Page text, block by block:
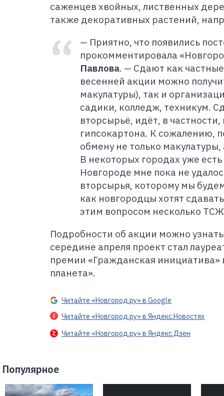
саженцев хвойных, лиственных
также декоративных растений,
— Приятно, что появились
прокомментировала
Павлова. — Сдают как
весенней акции можно
макулатуры), так и
садики, колледж, техникум.
вторсырьё, идёт, в
гипсокартона. К сожалению,
обмену не только
В некоторых городах уже
Новгороде мне пока не
вторсырья, которому мы
как новгородцы хотят
этим вопросом несколько
Подробности об акции можно
середине апреля проект стал
премии «Гражданская инициатива»
планета».
Читайте «Новгород.ру» в Google
Читайте «Новгород.ру» в Яндекс.Новостях
Читайте «Новгород.ру» в Яндекс.Дзен
Популярное